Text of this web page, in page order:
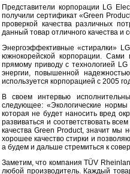
Представители корпорации LG
получили сертификат «Green
проверкой качества различных
данный товар отличного качества и
Энергоэффективные «стиралки»
южнокорейской корпорации. Сами
прямому приводу с технологией
энергии, повышенной
используется корпорацией с 2005
В своем интервью
следующее: «Экологические
которая не будет наносить вред
развиваться и соответствовать
качества Green Product, значит
хорошее качество стирки и
а будем и дальше стремиться к
Заметим, что компания TÜV
любой производитель. Каждый